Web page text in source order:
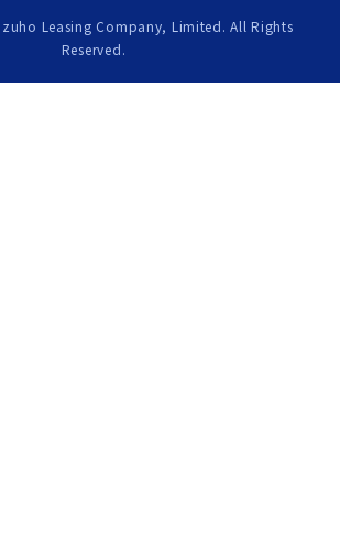
Leasing Company, Limited. All Rights
Reserved.